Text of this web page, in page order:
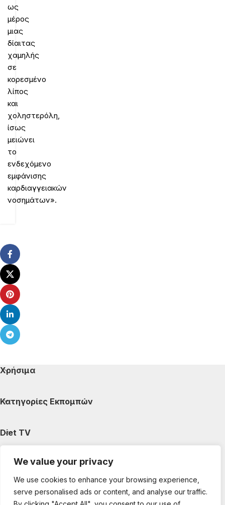
We value your privacy
We use cookies to enhance your browsing experience,
serve personalised ads or content, and analyse our traffic.
ως
μέρος
μιας
δίαιτας
χαμηλής
σε
κορεσμένο
λίπος
και
χοληστερόλη,
ίσως
μειώνει
το
ενδεχόμενο
εμφάνισης
καρδιαγγειακών
νοσημάτων».
Χρήσιμα
Κατηγορίες Εκπομπών
Diet TV
Κατηγορίες Άρθρων
Ακολουθήστε μας